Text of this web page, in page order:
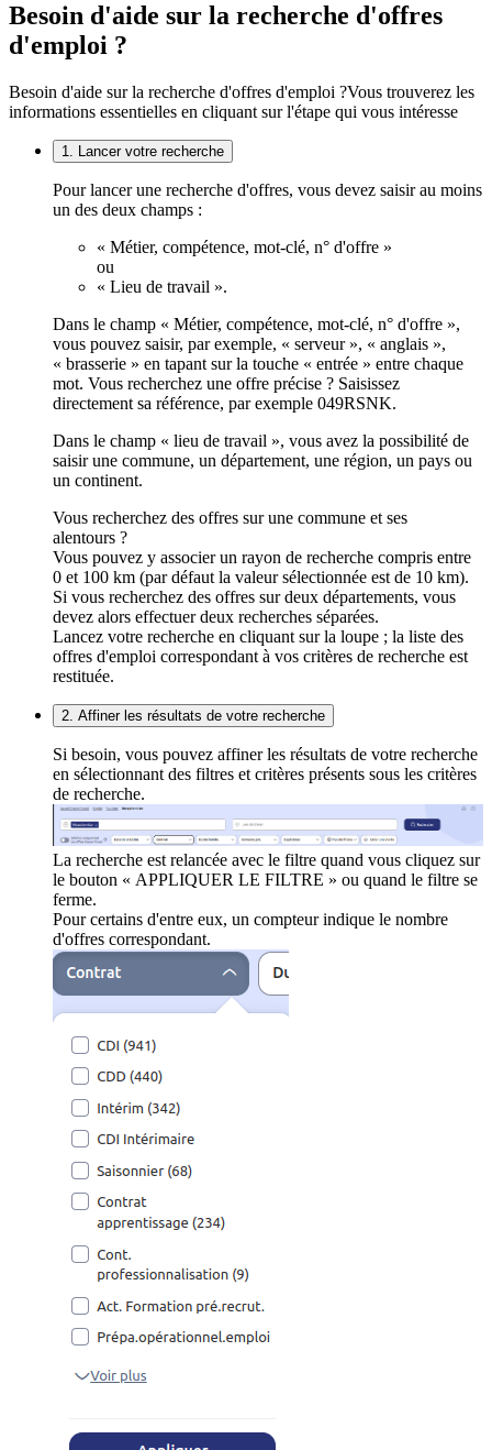
Besoin d'aide sur la recherche d'offres
d'emploi ?
Besoin d'aide sur la recherche d'offres d'emploi ?Vous trouverez les
informations essentielles en cliquant sur l'étape qui vous intéresse
1. Lancer votre recherche
Pour lancer une recherche d'offres, vous devez saisir au moins
un des deux champs :
« Métier, compétence, mot-clé, n° d'offre »
ou
« Lieu de travail ».
Dans le champ « Métier, compétence, mot-clé, n° d'offre »,
vous pouvez saisir, par exemple, « serveur », « anglais »,
« brasserie » en tapant sur la touche « entrée » entre chaque
mot. Vous recherchez une offre précise ? Saisissez
directement sa référence, par exemple 049RSNK.
Dans le champ « lieu de travail », vous avez la possibilité de
saisir une commune, un département, une région, un pays ou
un continent.
Vous recherchez des offres sur une commune et ses
alentours ?
Vous pouvez y associer un rayon de recherche compris entre
0 et 100 km (par défaut la valeur sélectionnée est de 10 km).
Si vous recherchez des offres sur deux départements, vous
devez alors effectuer deux recherches séparées.
Lancez votre recherche en cliquant sur la loupe ; la liste des
offres d'emploi correspondant à vos critères de recherche est
restituée.
2. Affiner les résultats de votre recherche
Si besoin, vous pouvez affiner les résultats de votre recherche
en sélectionnant des filtres et critères présents sous les critères
de recherche.
La recherche est relancée avec le filtre quand vous cliquez sur
le bouton « APPLIQUER LE FILTRE » ou quand le filtre se
ferme.
Pour certains d'entre eux, un compteur indique le nombre
d'offres correspondant.